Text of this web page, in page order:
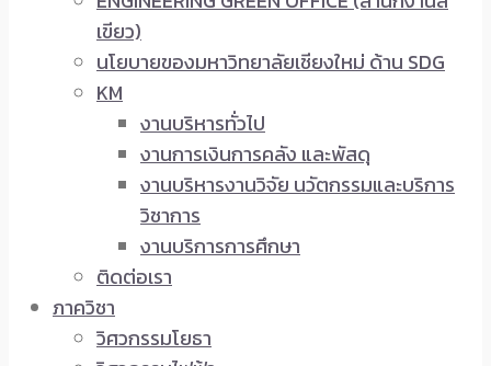
เขียว)
นโยบายของมหาวิทยาลัยเชียงใหม่ ด้าน SDG
KM
งานบริหารทั่วไป
งานการเงินการคลัง และพัสดุ
งานบริหารงานวิจัย นวัตกรรมและบริการ
วิชาการ
งานบริการการศึกษา
ติดต่อเรา
ภาควิชา
วิศวกรรมโยธา